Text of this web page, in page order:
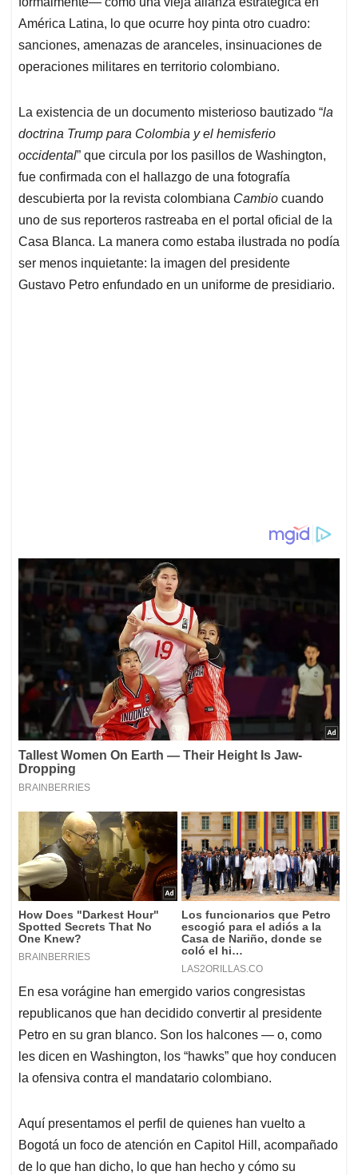
América Latina, lo que ocurre hoy pinta otro cuadro:
sanciones, amenazas de aranceles, insinuaciones de
operaciones militares en territorio colombiano.
La existencia de un documento misterioso bautizado “la
doctrina Trump para Colombia y el hemisferio
occidental” que circula por los pasillos de Washington,
fue confirmada con el hallazgo de una fotografía
descubierta por la revista colombiana Cambio cuando
uno de sus reporteros rastreaba en el portal oficial de la
Casa Blanca. La manera como estaba ilustrada no podía
ser menos inquietante: la imagen del presidente
Gustavo Petro enfundado en un uniforme de presidiario.
En esa vorágine han emergido varios congresistas
republicanos que han decidido convertir al presidente
Petro en su gran blanco. Son los halcones — o, como
les dicen en Washington, los “hawks” que hoy conducen
la ofensiva contra el mandatario colombiano.
Aquí presentamos el perfil de quienes han vuelto a
Bogotá un foco de atención en Capitol Hill, acompañado
de lo que han dicho, lo que han hecho y cómo su